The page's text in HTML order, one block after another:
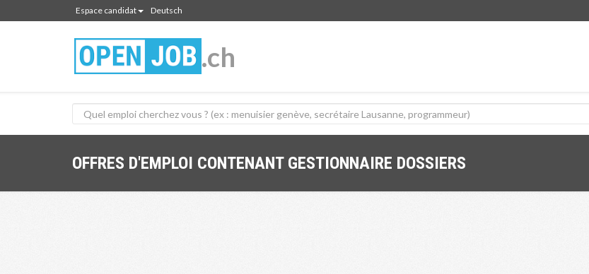
Espace candidat Deutsch
.ch
OFFRES D'EMPLOI CONTENANT GESTIONNAIRE DOSSIERS